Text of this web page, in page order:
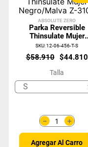
ABSOLUTE ZERO
Parka Reversible
Thinsulate Mujer
Negro/Malva Z-
3100
SKU:12-06-456-T-S
$58.910 $44.810
Talla
S
＋
－
Agregar Al Carro